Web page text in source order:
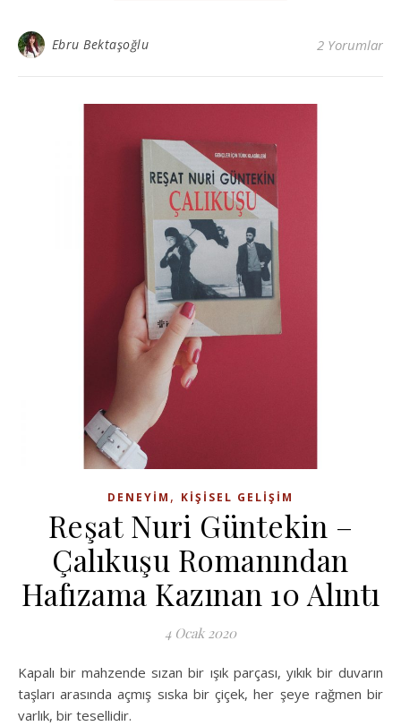
Ebru Bektaşoğlu 2 Yorumlar
DENEYIM , KIŞISEL GELIŞIM
Reşat Nuri Güntekin –
Çalıkuşu Romanından
Hafızama Kazınan 10 Alıntı
4 Ocak 2020
Kapalı bir mahzende sızan bir ışık parçası, yıkık bir duvarın
taşları arasında açmış sıska bir çiçek, her şeye rağmen bir
varlık, bir tesellidir.